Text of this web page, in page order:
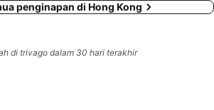
penginapan di Hong Kong
di trivago dalam 30 hari terakhir